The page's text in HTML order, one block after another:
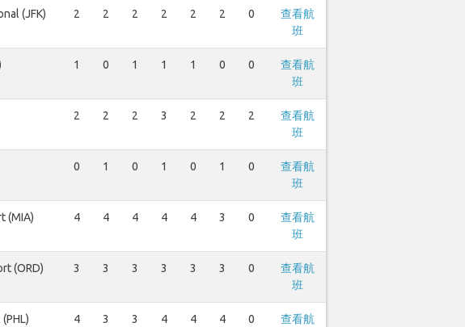
(JFK) 2 2 2 2 2 2 0
查看航
班
1 0 1 1 1 0 0
查看航
班
2 2 2 3 2 2 2
查看航
班
0 1 0 1 0 1 0
查看航
班
(MIA) 4 4 4 4 4 3 0
查看航
班
(ORD) 3 3 3 3 3 3 0
查看航
班
4 3 3 4 4 4 0
查看航